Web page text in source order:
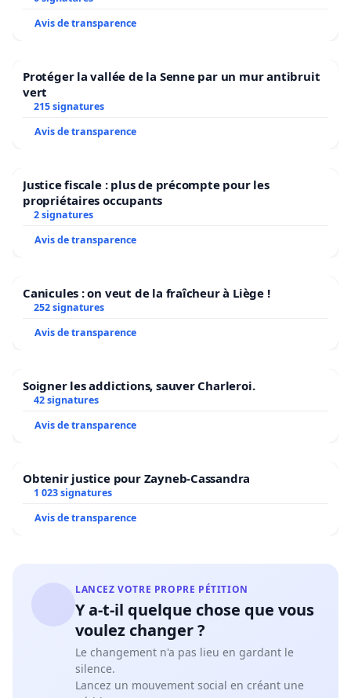
Avis de transparence
Protéger la vallée de la Senne par un mur antibruit
vert
215 signatures
Avis de transparence
Justice fiscale : plus de précompte pour les
propriétaires occupants
2 signatures
Avis de transparence
Canicules : on veut de la fraîcheur à Liège !
252 signatures
Avis de transparence
Soigner les addictions, sauver Charleroi.
42 signatures
Avis de transparence
Obtenir justice pour Zayneb-Cassandra
1 023 signatures
Avis de transparence
LANCEZ VOTRE PROPRE PÉTITION
Y a-t-il quelque chose que vous
voulez changer ?
Le changement n'a pas lieu en gardant le
silence.
Lancez un mouvement social en créant une